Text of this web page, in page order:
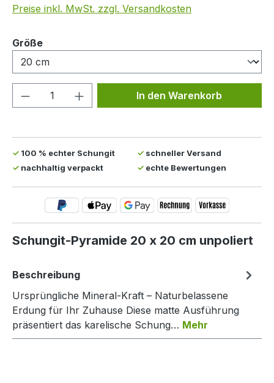
Preise inkl. MwSt. zzgl. Versandkosten
Größeauswählen
Produkt Anzahl: Gib denIn den Warenkorb
✓ 100 % echter Schungit ✓ schneller Versand
✓ nachhaltig verpackt ✓ echte Bewertungen
Schungit-Pyramide 20 x 20 cm unpoliert
Beschreibung
Ursprüngliche Mineral-Kraft – Naturbelassene
Erdung für Ihr Zuhause Diese matte Ausführung
präsentiert das karelische Schung… Mehr